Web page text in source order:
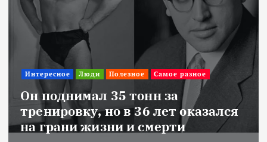
Интересное Люди Полезное Самое разное
Он поднимал 35 тонн за
тренировку, но в 36 лет оказался
на грани жизни и смерти